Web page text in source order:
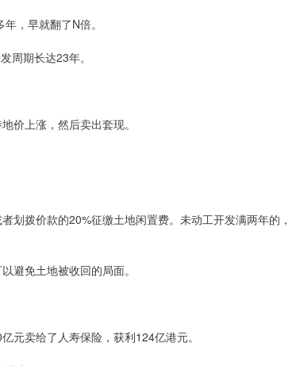
，早就翻了N倍。
周期长达23年。
价上涨，然后卖出套现。
划拨价款的20%征缴土地闲置费。未动工开发满两年的，
避免土地被收回的局面。
元卖给了人寿保险，获利124亿港元。